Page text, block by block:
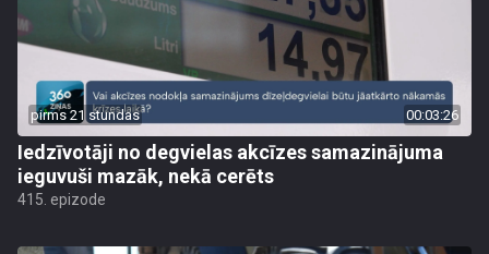
pirms 21 stundas 00:03:26
Iedzīvotāji no degvielas akcīzes samazinājuma
ieguvuši mazāk, nekā cerēts
415. epizode